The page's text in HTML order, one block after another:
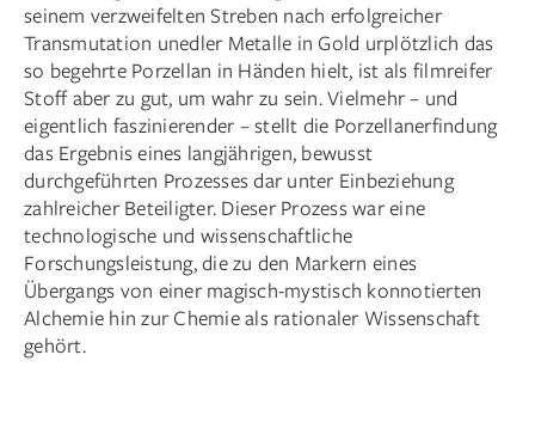
seinem verzweifelten Streben nach erfolgreicher
Transmutation unedler Metalle in Gold urplötzlich das
so begehrte Porzellan in Händen hielt, ist als filmreifer
Stoff aber zu gut, um wahr zu sein. Vielmehr – und
eigentlich faszinierender – stellt die Porzellanerfindung
das Ergebnis eines langjährigen, bewusst
durchgeführten Prozesses dar unter Einbeziehung
zahlreicher Beteiligter. Dieser Prozess war eine
technologische und wissenschaftliche
Forschungsleistung, die zu den Markern eines
Übergangs von einer magisch-mystisch konnotierten
Alchemie hin zur Chemie als rationaler Wissenschaft
gehört.